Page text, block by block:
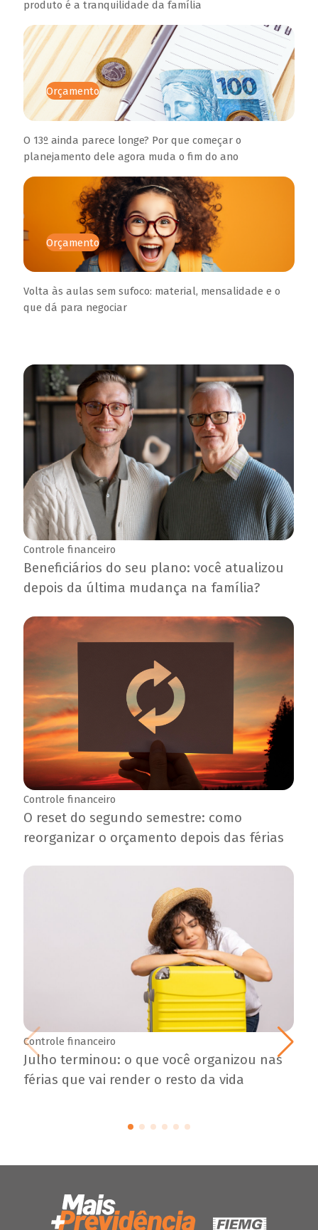
produto é a tranquilidade da família
Orçamento
O 13º ainda parece longe? Por que começar o
planejamento dele agora muda o fim do ano
Orçamento
Volta às aulas sem sufoco: material, mensalidade e o
que dá para negociar
Controle financeiro
Beneficiários do seu plano: você atualizou
depois da última mudança na família?
Controle financeiro
O reset do segundo semestre: como
reorganizar o orçamento depois das férias
Controle financeiro
Julho terminou: o que você organizou nas
férias que vai render o resto da vida